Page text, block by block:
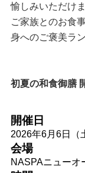
愉しみいただけま
ご家族とのお食
身へのご褒美ラ
初夏の和食御膳
開催日
2026年6月6日（
会場
NASPAニューオ